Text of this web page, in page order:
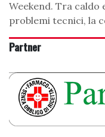
Weekend. Tra caldo
problemi tecnici, la
Partner